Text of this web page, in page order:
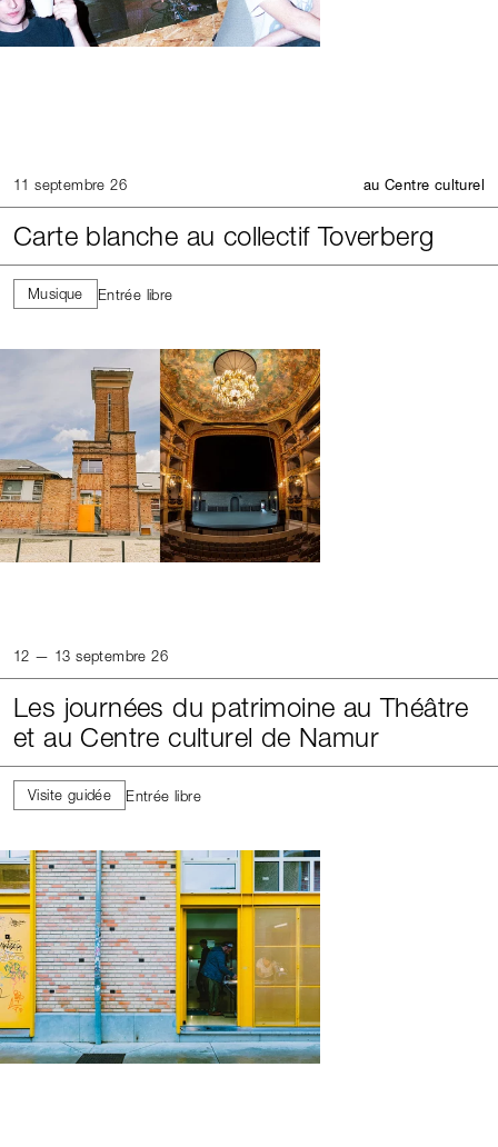
11 septembre 26 au Centre culturel
Carte blanche au collectif Toverberg
Musique Entrée libre
12 — 13 septembre 26
Les journées du patrimoine au Théâtre
et au Centre culturel de Namur
Visite guidée Entrée libre